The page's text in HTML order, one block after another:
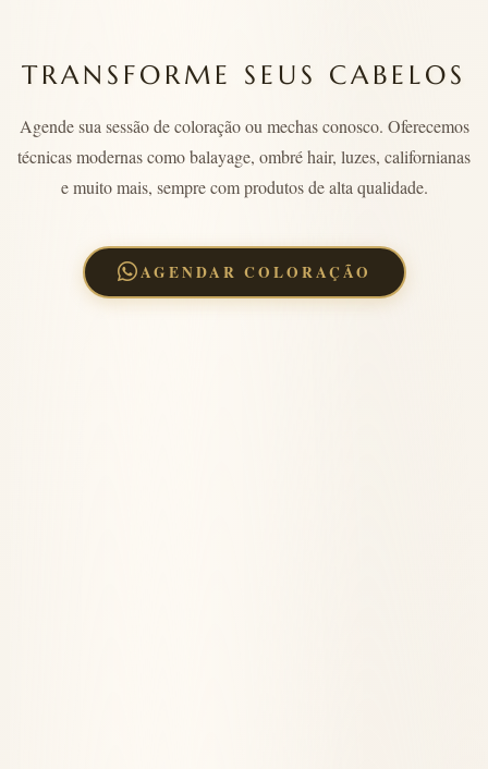
TRANSFORME SEUS CABELOS
Agende sua sessão de coloração ou mechas conosco. Oferecemos
técnicas modernas como balayage, ombré hair, luzes, californianas
e muito mais, sempre com produtos de alta qualidade.
AGENDAR COLORAÇÃO